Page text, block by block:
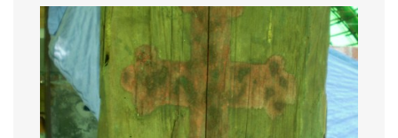
Občanská vzdělávací jednota "Komenský" v Choceradech z.s.
Chocerady 4
257 24 Chocerady